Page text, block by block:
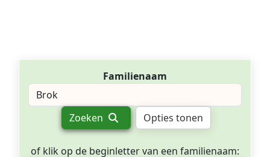
Familienaam
Zoeken Opties tonen
of klik op de beginletter van een familienaam: